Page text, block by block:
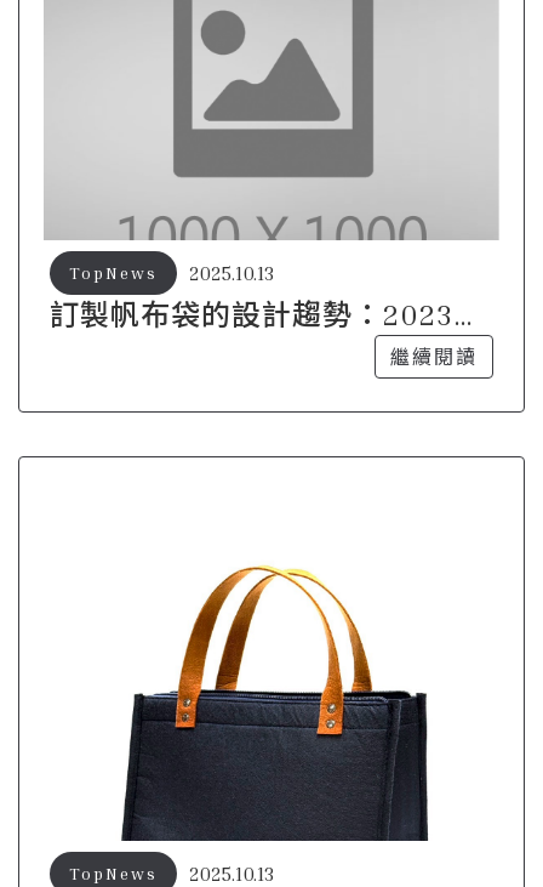
訂製帆布袋的設計趨勢：2023年
2025.10.13
TopNews
繼續閱讀
2025.10.13
TopNews